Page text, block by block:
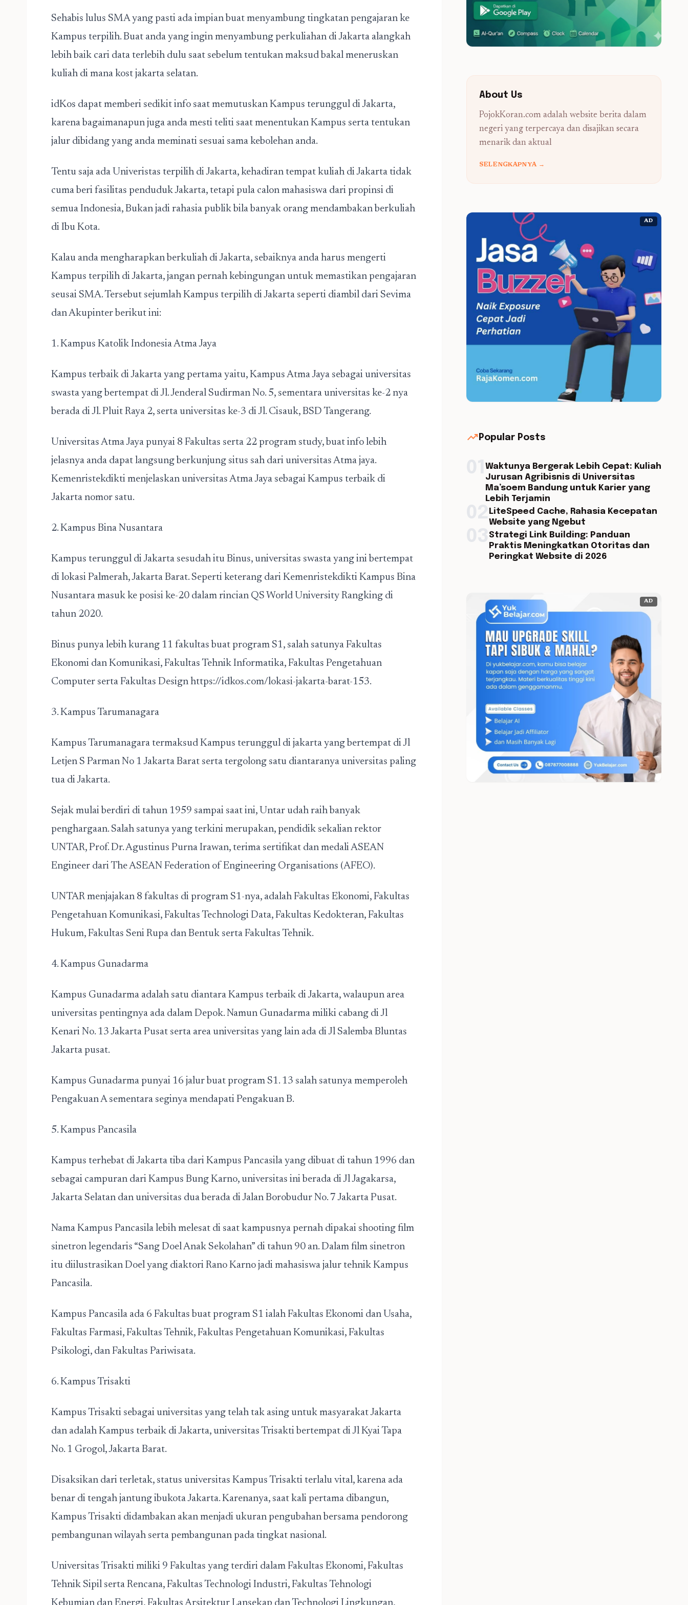
Sehabis lulus SMA yang pasti ada impian buat menyambung tingkatan pengajaran ke
Kampus terpilih. Buat anda yang ingin menyambung perkuliahan di Jakarta alangkah
lebih baik cari data terlebih dulu saat sebelum tentukan maksud bakal meneruskan
kuliah di mana kost jakarta selatan.
idKos dapat memberi sedikit info saat memutuskan Kampus terunggul di Jakarta,
karena bagaimanapun juga anda mesti teliti saat menentukan Kampus serta tentukan
jalur dibidang yang anda meminati sesuai sama kebolehan anda.
Tentu saja ada Univeristas terpilih di Jakarta, kehadiran tempat kuliah di Jakarta tidak
cuma beri fasilitas penduduk Jakarta, tetapi pula calon mahasiswa dari propinsi di
semua Indonesia, Bukan jadi rahasia publik bila banyak orang mendambakan berkuliah
di Ibu Kota.
Kalau anda mengharapkan berkuliah di Jakarta, sebaiknya anda harus mengerti
Kampus terpilih di Jakarta, jangan pernah kebingungan untuk memastikan pengajaran
seusai SMA. Tersebut sejumlah Kampus terpilih di Jakarta seperti diambil dari Sevima
dan Akupinter berikut ini:
1. Kampus Katolik Indonesia Atma Jaya
Kampus terbaik di Jakarta yang pertama yaitu, Kampus Atma Jaya sebagai universitas
swasta yang bertempat di Jl. Jenderal Sudirman No. 5, sementara universitas ke-2 nya
berada di Jl. Pluit Raya 2, serta universitas ke-3 di Jl. Cisauk, BSD Tangerang.
Universitas Atma Jaya punyai 8 Fakultas serta 22 program study, buat info lebih
jelasnya anda dapat langsung berkunjung situs sah dari universitas Atma jaya.
Kemenristekdikti menjelaskan universitas Atma Jaya sebagai Kampus terbaik di
Jakarta nomor satu.
2. Kampus Bina Nusantara
Kampus terunggul di Jakarta sesudah itu Binus, universitas swasta yang ini bertempat
di lokasi Palmerah, Jakarta Barat. Seperti keterang dari Kemenristekdikti Kampus Bina
Nusantara masuk ke posisi ke-20 dalam rincian QS World University Rangking di
tahun 2020.
Binus punya lebih kurang 11 fakultas buat program S1, salah satunya Fakultas
Ekonomi dan Komunikasi, Fakultas Tehnik Informatika, Fakultas Pengetahuan
Computer serta Fakultas Design https://idkos.com/lokasi-jakarta-barat-153.
3. Kampus Tarumanagara
Kampus Tarumanagara termaksud Kampus terunggul di jakarta yang bertempat di Jl
Letjen S Parman No 1 Jakarta Barat serta tergolong satu diantaranya universitas paling
tua di Jakarta.
Sejak mulai berdiri di tahun 1959 sampai saat ini, Untar udah raih banyak
penghargaan. Salah satunya yang terkini merupakan, pendidik sekalian rektor
UNTAR, Prof. Dr. Agustinus Purna Irawan, terima sertifikat dan medali ASEAN
Engineer dari The ASEAN Federation of Engineering Organisations (AFEO).
UNTAR menjajakan 8 fakultas di program S1-nya, adalah Fakultas Ekonomi, Fakultas
Pengetahuan Komunikasi, Fakultas Technologi Data, Fakultas Kedokteran, Fakultas
Hukum, Fakultas Seni Rupa dan Bentuk serta Fakultas Tehnik.
4. Kampus Gunadarma
Kampus Gunadarma adalah satu diantara Kampus terbaik di Jakarta, walaupun area
universitas pentingnya ada dalam Depok. Namun Gunadarma miliki cabang di Jl
Kenari No. 13 Jakarta Pusat serta area universitas yang lain ada di Jl Salemba Bluntas
Jakarta pusat.
Kampus Gunadarma punyai 16 jalur buat program S1. 13 salah satunya memperoleh
Pengakuan A sementara seginya mendapati Pengakuan B.
5. Kampus Pancasila
Kampus terhebat di Jakarta tiba dari Kampus Pancasila yang dibuat di tahun 1996 dan
sebagai campuran dari Kampus Bung Karno, universitas ini berada di Jl Jagakarsa,
Jakarta Selatan dan universitas dua berada di Jalan Borobudur No. 7 Jakarta Pusat.
Nama Kampus Pancasila lebih melesat di saat kampusnya pernah dipakai shooting film
sinetron legendaris “Sang Doel Anak Sekolahan” di tahun 90 an. Dalam film sinetron
itu diilustrasikan Doel yang diaktori Rano Karno jadi mahasiswa jalur tehnik Kampus
Pancasila.
Kampus Pancasila ada 6 Fakultas buat program S1 ialah Fakultas Ekonomi dan Usaha,
Fakultas Farmasi, Fakultas Tehnik, Fakultas Pengetahuan Komunikasi, Fakultas
Psikologi, dan Fakultas Pariwisata.
6. Kampus Trisakti
Kampus Trisakti sebagai universitas yang telah tak asing untuk masyarakat Jakarta
dan adalah Kampus terbaik di Jakarta, universitas Trisakti bertempat di Jl Kyai Tapa
No. 1 Grogol, Jakarta Barat.
Disaksikan dari terletak, status universitas Kampus Trisakti terlalu vital, karena ada
benar di tengah jantung ibukota Jakarta. Karenanya, saat kali pertama dibangun,
Kampus Trisakti didambakan akan menjadi ukuran pengubahan bersama pendorong
pembangunan wilayah serta pembangunan pada tingkat nasional.
Universitas Trisakti miliki 9 Fakultas yang terdiri dalam Fakultas Ekonomi, Fakultas
Tehnik Sipil serta Rencana, Fakultas Technologi Industri, Fakultas Tehnologi
Kebumian dan Energi, Fakultas Arsitektur Lansekap dan Technologi Lingkungan,
About Us
PojokKoran.com adalah website berita dalam
negeri yang terpercaya dan disajikan secara
menarik dan aktual
SELENGKAPNYA →
AD
trending_up Popular Posts
Waktunya Bergerak Lebih Cepat: Kuliah
Jurusan Agribisnis di Universitas
Ma’soem Bandung untuk Karier yang
Lebih Terjamin
LiteSpeed Cache, Rahasia Kecepatan
Website yang Ngebut
Strategi Link Building: Panduan
Praktis Meningkatkan Otoritas dan
Peringkat Website di 2026
AD